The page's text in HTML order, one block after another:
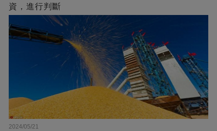
資，進行判斷
2024/05/21